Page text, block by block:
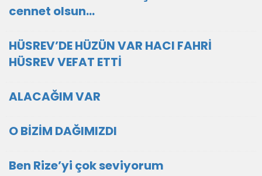
cennet olsun...
HÜSREV’DE HÜZÜN VAR HACI FAHRİ
HÜSREV VEFAT ETTİ
ALACAĞIM VAR
O BİZİM DAĞIMIZDI
Ben Rize’yi çok seviyorum